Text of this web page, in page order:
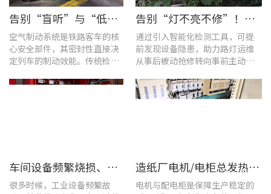
告别“盲听”与“低效” | 优利德智能检测方案助力铁路运维检修提质增效
空气制动系统是铁路客车的核
心安全部件，其密封性直接决
定列车的制动效能。传统检修
的排查方式，不仅耗时费力，
告别“灯不亮不修”！优利德产品组合赋能城市道路照明设施运维更高效
通过引入智能化检测工具，可提
前发现设备隐患，助力路灯运维
从事后被动抢修转向事前主动预
车间设备频繁烧损、无故停机?一台UT285C搞定电能质量隐患
很多时候，工业设备频繁故
造纸厂电机/电柜总发热？这套7×24h在线监测方案帮你“扼杀”热隐患！
电机与配电柜是保障生产稳定的